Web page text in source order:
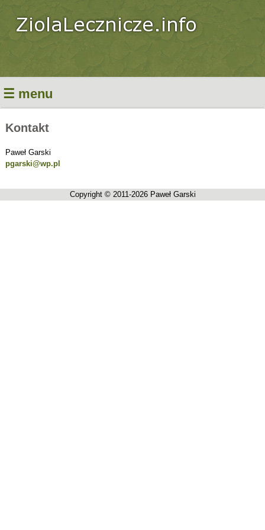
Kontakt
Paweł Garski
pgarski@wp.pl
☰ menu
Copyright © 2011-2026 Paweł Garski